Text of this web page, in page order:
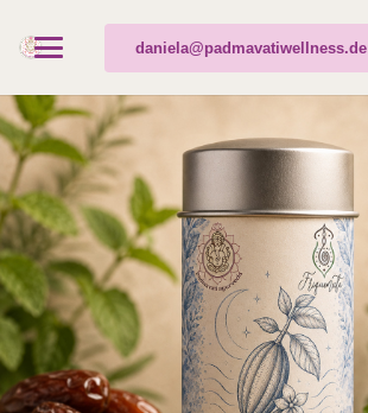
daniela@padmavatiwellness.de